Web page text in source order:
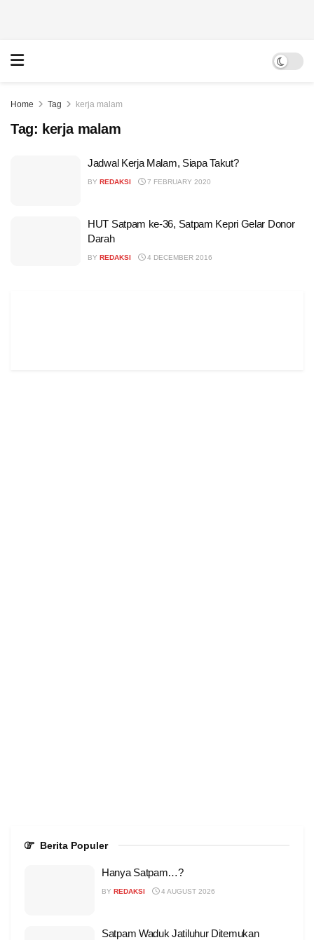
Home Tag kerja malam
Tag: kerja malam
Jadwal Kerja Malam, Siapa Takut?
BY REDAKSI 7 FEBRUARY 2020
HUT Satpam ke-36, Satpam Kepri Gelar Donor
Darah
BY REDAKSI 4 DECEMBER 2016
Berita Populer
Hanya Satpam…?
BY REDAKSI 4 AUGUST 2026
Satpam Waduk Jatiluhur Ditemukan